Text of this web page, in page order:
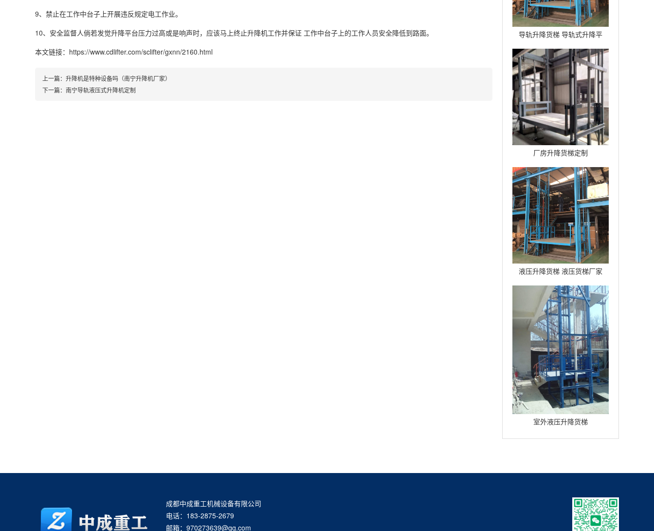
导轨升降货梯 导轨式升降平
台
厂房升降货梯定制
液压升降货梯 液压货梯厂家
室外液压升降货梯
9、禁止在工作中台子上开展违反规定电工作业。
10、安全监督人倘若发觉升降平台压力过高或是响声时，应该马上终止升降机工作并保证 工作中台子上的工作人员安全降低到路面。
本文链接：https://www.cdlifter.com/sclifter/gxnn/2160.html
上一篇： 升降机是特种设备吗（南宁升降机厂家）
下一篇： 南宁导轨液压式升降机定制
成都中成重工机械设备有限公司
电话：183-2875-2679
邮箱：970273639@qq.com